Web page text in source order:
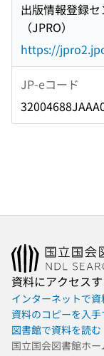
出版情報登録
（JPRO）
https://
JP-eコード
資料にアクセス
インターネットで資
資料のコピーを入手
図書館で資料を読む
国立国会図書館ホー